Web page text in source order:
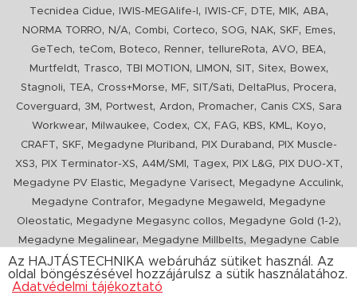
Tecnidea Cidue, IWIS-MEGAlife-I , IWIS-CF, DTE, MIK, ABA,
NORMA TORRO, N/A, Combi, Corteco, SOG, NAK, SKF, Emes,
GeTech, teCom, Boteco, Renner, tellureRota, AVO, BEA,
Murtfeldt, Trasco, TBI MOTION , LIMON , SIT, Sitex, Bowex,
Stagnoli, TEA, Cross+Morse, MF, SIT/Sati, DeltaPlus, Procera,
Coverguard , 3M , Portwest, Ardon, Promacher, Canis CXS, Sara
Workwear, Milwaukee, Codex, CX, FAG, KBS, KML, Koyo,
CRAFT, SKF, Megadyne Pluriband , PIX Duraband ,
PIX Muscle-
XS3, PIX Terminator-XS, A4M/SMI , Tagex, PIX L&G, PIX DUO-XT,
Megadyne PV Elastic, Megadyne Varisect, Megadyne Acculink,
Megadyne Contrafor, Megadyne Megaweld ,
Megadyne
Oleostatic, Megadyne Megasync collos, Megadyne Gold (1-2),
Megadyne Megalinear, Megadyne Millbelts,
Megadyne Cable
Pull, PIX X'Ceed,Megadyne Pull Down, Optibelt VB,Mitsuboshi
ConCar,Megadyne Megarib ,PIX HARVESTER,Urgent
Az HAJTÁSTECHNIKA webáruház sütiket használ. Az
oldal böngészésével hozzájárulsz a sütik használatához.
Adatvédelmi tájékoztató